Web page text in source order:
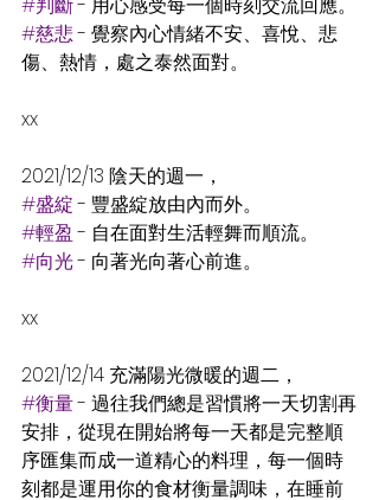
#判斷 - 用心感受每一個時刻交流回應。
#慈悲 - 覺察內心情緒不安、喜悅、悲
傷、熱情，處之泰然面對。
xx
2021/12/13 陰天的週一，
#盛綻 - 豐盛綻放由內而外。
#輕盈 - 自在面對生活輕舞而順流。
#向光 - 向著光向著心前進。
xx
2021/12/14 充滿陽光微暖的週二，
#衡量 - 過往我們總是習慣將一天切割再
安排，從現在開始將每一天都是完整順
序匯集而成一道精心的料理，每一個時
刻都是運用你的食材衡量調味，在睡前